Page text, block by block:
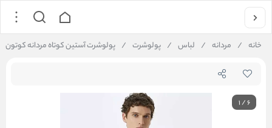
خانه / مردانه / لباس / پولوشرت / پولوشرت آستین کوتاه مردانه کوتون Koton کد 5SAM10010MK
1/6